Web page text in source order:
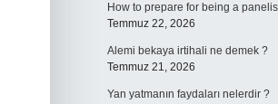
How to prepare for being a
Temmuz 22, 2026
Alemi bekaya irtihali ne demek ?
Temmuz 21, 2026
Yan yatmanın faydaları nelerdir ?